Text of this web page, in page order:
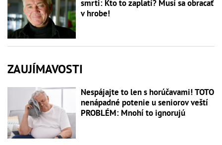
smrti: Kto to zaplatí? Musí sa obracať
v hrobe!
ZAUJÍMAVOSTI
Nespájajte to len s horúčavami! TOTO
nenápadné potenie u seniorov veští
PROBLÉM: Mnohí to ignorujú